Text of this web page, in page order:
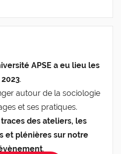
APSE a eu lieu les
.
autour de la sociologie
et ses pratiques.
des ateliers, les
et plénières sur notre
.